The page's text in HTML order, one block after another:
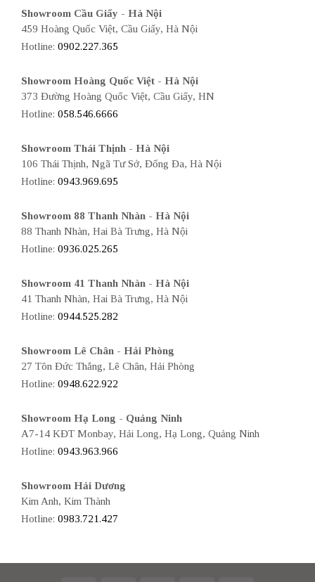
Showroom Cầu Giấy - Hà Nội
459 Hoàng Quốc Việt, Cầu Giấy, Hà Nội
Hotline: 0902.227.365
Showroom Hoàng Quốc Việt - Hà Nội
373 Đường Hoàng Quốc Việt, Cầu Giấy, HN
Hotline: 058.546.6666
Showroom Thái Thịnh - Hà Nội
106 Thái Thịnh, Ngã Tư Sở, Đống Đa, Hà Nội
Hotline: 0943.969.695
Showroom 88 Thanh Nhàn - Hà Nội
88 Thanh Nhàn, Hai Bà Trưng, Hà Nội
Hotline: 0936.025.265
Showroom 41 Thanh Nhàn - Hà Nội
41 Thanh Nhàn, Hai Bà Trưng, Hà Nội
Hotline: 0944.525.282
Showroom Lê Chân - Hải Phòng
27 Tôn Đức Thắng, Lê Chân, Hải Phòng
Hotline: 0948.622.922
Showroom Hạ Long - Quảng Ninh
A7-14 KĐT Monbay, Hải Long, Hạ Long, Quảng Ninh
Hotline: 0943.963.966
Showroom Hải Dương
Kim Anh, Kim Thành
Hotline: 0983.721.427